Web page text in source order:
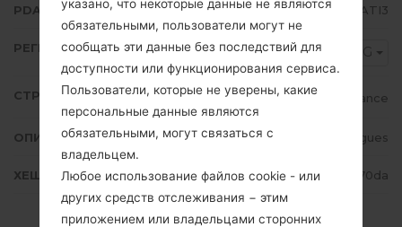
PDA/AP ВЕРСИЯ N986BXXU1ATI3
РЕГИОН BOG
СТРАНА France
ОПИСАНИЕ Bouygues
ХЕШ cafc7f26151a108d33863f1fa02670da
указано, что некоторые данные не являются
обязательными, пользователи могут не
сообщать эти данные без последствий для
доступности или функционирования сервиса.
Пользователи, которые не уверены, какие
персональные данные являются
обязательными, могут связаться с
владельцем.
Любое использование файлов cookie - или
других средств отслеживания − этим
приложением или владельцами сторонних